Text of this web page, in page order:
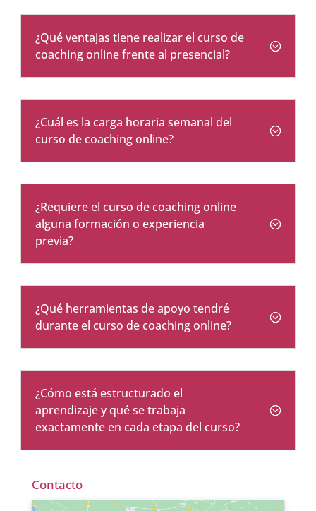
¿Qué ventajas tiene realizar el curso de
coaching online frente al presencial?
¿Cuál es la carga horaria semanal del
curso de coaching online?
¿Requiere el curso de coaching online
alguna formación o experiencia
previa?
¿Qué herramientas de apoyo tendré
durante el curso de coaching online?
¿Cómo está estructurado el
aprendizaje y qué se trabaja
exactamente en cada etapa del curso?
Contacto